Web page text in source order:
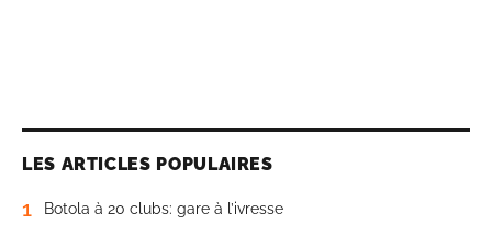
LES ARTICLES POPULAIRES
1 Botola à 20 clubs: gare à l’ivresse